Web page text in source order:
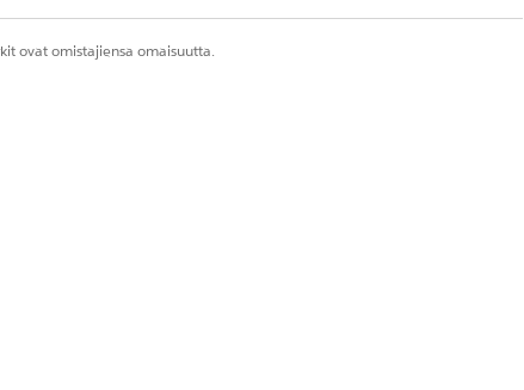
ja hyväksyäkseen tai
ovat omistajiensa omaisuutta.